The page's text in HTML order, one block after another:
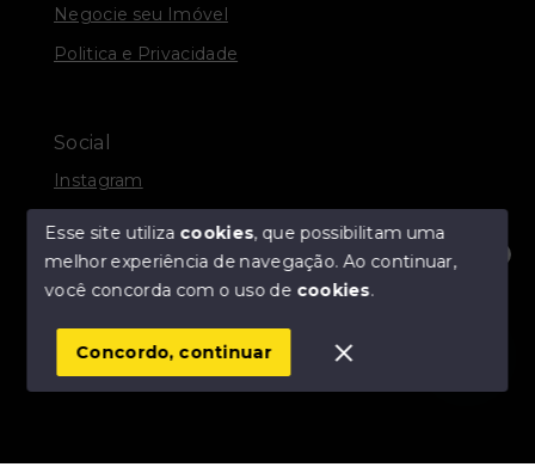
Olá! Estamos disponíveis para te ajudar.
Negocie seu Imóvel
Politica e Privacidade
Social
Instagram
SITE PARA IMOBILIARIA
Esse site utiliza cookies, que possibilitam uma
melhor experiência de navegação.Ao continuar,
você concorda com o uso de cookies.
Concordo, continuar